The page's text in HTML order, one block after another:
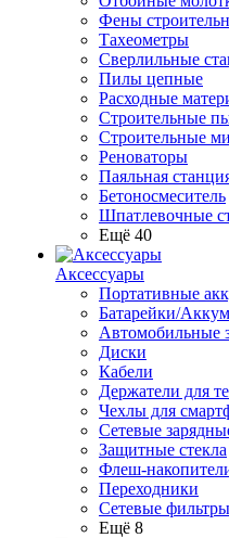
Фены
Тахеометры
Сверлильные
Пилы цепные
Расходные
Строительные
Строительные
Реноваторы
Паяльная
Бетоносмеситель
Шпатлевочные
Ещё 40
Аксессуары
Портативные
Батарейки/
Автомобильные
Диски
Кабели
Держатели для
Чехлы для
Сетевые
Защитные стекла
Флеш-
Переходники
Сетевые фильтры
Ещё 8